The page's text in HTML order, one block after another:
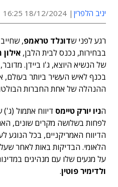
יניב הלפרין 18/12/2024 16:25
רגע לפני שדונלד טראמפ,
בבחירות, נכנס לבית הלבן,
של הנשיא היוצא, ג'ו ביידן.
בכנף לאיש העשיר ביותר בעולם,
ההנהלה של אחת החברות
הניו יורק טיימס דיווח אתמול
הדיווח האמריקניים, בכל הנוגע
הלאומי. הבדיקות באות לאחר
על מגעים שלו עם מנהיגים
ולדימיר פוטין.